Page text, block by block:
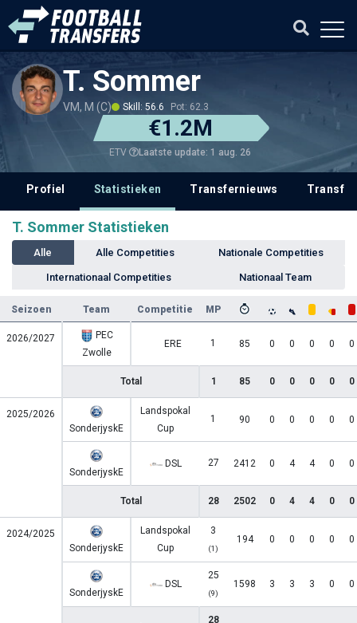
T. Sommer
VM, M (C) Skill: 56.6 Pot: 62.3
€1.2M
ETV Laatste update: 1 aug. 26
Profiel Statistieken Transfernieuws
T. Sommer Statistieken
Alle Alle Competities Nationale Competities
Internationaal Competities Nationaal Team
Seizoen Team Competitie MP
2026/2027
PEC
Zwolle
ERE 1 85 0 0 0 0 0
Total 1 85 0 0 0 0 0
2025/2026
SonderjyskE
Landspokal
Cup
1 90 0 0 0 0 0
SonderjyskE
DSL 27 2412 0 4 4 0 0
Total 28 2502 0 4 4 0 0
2024/2025
SonderjyskE
Landspokal
Cup
3
(1)
194 0 0 0 0 0
SonderjyskE
DSL
25
(9)
1598 3 3 3 0 0
28